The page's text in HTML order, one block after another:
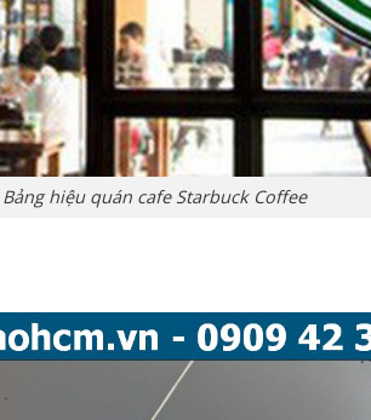
Bảng hiệu quán cafe Starbuck Coffee